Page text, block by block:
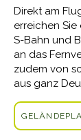
Direkt am
erreichen
S-Bahn und
an das
zudem von
aus ganz